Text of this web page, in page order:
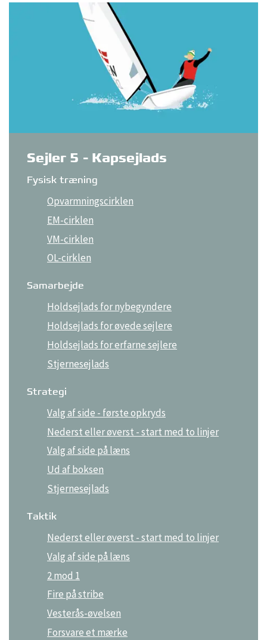
Sejler 5 - Kapsejlads
Fysisk træning
Opvarmningscirklen
EM-cirklen
VM-cirklen
OL-cirklen
Samarbejde
Holdsejlads for nybegyndere
Holdsejlads for øvede sejlere
Holdsejlads for erfarne sejlere
Stjernesejlads
Strategi
Valg af side - første opkryds
Nederst eller øverst - start med to linjer
Valg af side på læns
Ud af boksen
Stjernesejlads
Taktik
Nederst eller øverst - start med to linjer
Valg af side på læns
2 mod 1
Fire på stribe
Vesterås-øvelsen
Forsvare et mærke